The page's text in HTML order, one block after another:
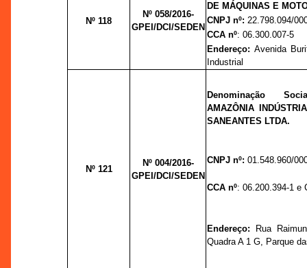
Nº 118
Nº 058/2016-
GPEI/DCI/SEDEN
DE MÁQUINAS E
CNPJ nº:22.798.094/
CCA nº: 06.300.007-5
Endereço:Avenida
Industrial
Nº 121
Nº 004/2016-
GPEI/DCI/SEDEN
Denominação
AMAZÔNIA
SANEANTES LTDA.
CNPJ nº:01.548.960/
CCA nº: 06.200.394-1 e
Endereço:
Rua
Quadra A 1 G, Parque